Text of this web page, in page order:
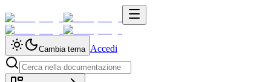
Cambia tema Accedi